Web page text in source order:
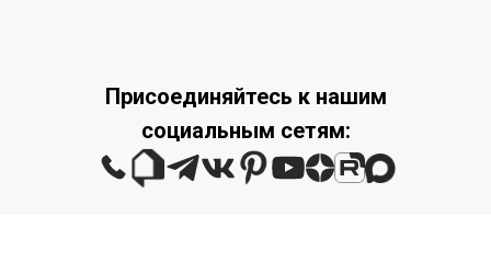
Присоединяйтесь к нашим
социальным сетям: